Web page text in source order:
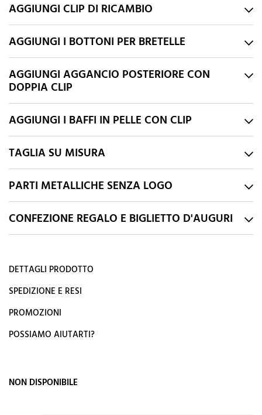
AGGIUNGI CLIP DI RICAMBIO
AGGIUNGI I BOTTONI PER BRETELLE
AGGIUNGI AGGANCIO POSTERIORE CON
DOPPIA CLIP
AGGIUNGI I BAFFI IN PELLE CON CLIP
TAGLIA SU MISURA
PARTI METALLICHE SENZA LOGO
CONFEZIONE REGALO E BIGLIETTO D'AUGURI
DETTAGLI PRODOTTO
SPEDIZIONE E RESI
PROMOZIONI
POSSIAMO AIUTARTI?
NON DISPONIBILE